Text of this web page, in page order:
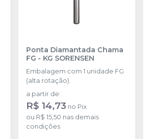
Ponta Diamantada Chama
FG - KG SORENSEN
Embalagem com 1 unidade FG
(alta rotação).
a partir de:
R$ 14,73 no Pix
ou R$ 15,50 nas demais
condições